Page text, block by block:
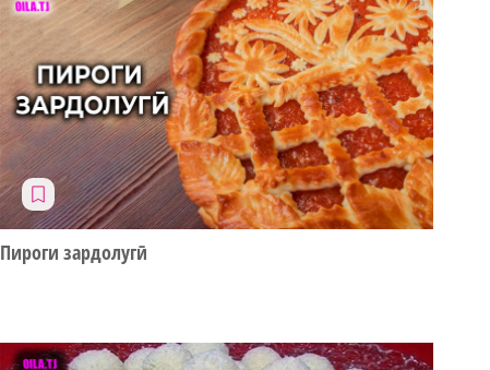
Пироги зардолугӣ